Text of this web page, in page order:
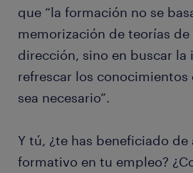
que “la formación no se
memorización de teorías
dirección, sino en buscar la
refrescar los conocimientos
sea necesario”.
Y tú, ¿te has beneficiado de
formativo en tu empleo?